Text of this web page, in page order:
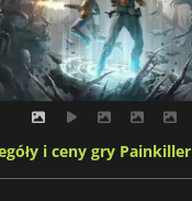
i ceny gry Painkiller